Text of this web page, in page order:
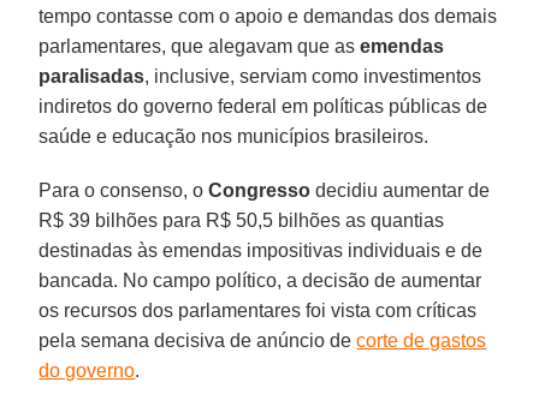
tempo contasse com o apoio e demandas dos demais
parlamentares, que alegavam que asemendas
paralisadas, inclusive, serviam como investimentos
indiretos do governo federal em políticas públicas de
saúde e educação nos municípios brasileiros.
Para o consenso, oCongresso decidiu aumentar de
R$ 39 bilhões para R$ 50,5 bilhões as quantias
destinadas às emendas impositivas individuais e de
bancada. No campo político, a decisão de aumentar
os recursos dos parlamentares foi vista com críticas
pela semana decisiva de anúncio decorte de gastos
do governo.